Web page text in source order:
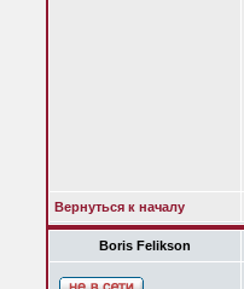
Вернуться к началу
Boris Felikson